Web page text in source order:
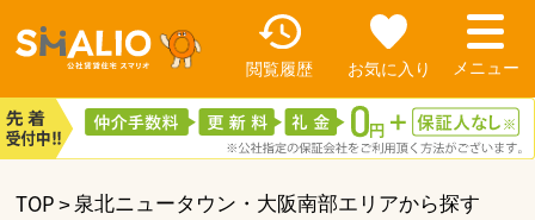
閲覧履歴 お気に入り
TOP 泉北ニュータウン・大阪南部エリアから探す